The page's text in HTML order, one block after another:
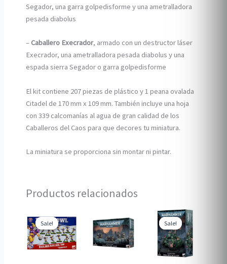
Segador, una garra golpedisforme y una ametralladora
pesada diabolus
– Caballero Execrador, armado con un destructor láser
Execrador, una ametralladora pesada diabolus y una
espada sierra Segador o garra golpedisforme
El kit contiene 207 piezas de plástico y 1 peana ovalada
Citadel de 170 mm x 109 mm. También incluye una hoja
con 339 calcomanías al agua de gran calidad de los
Caballeros del Caos para que decores tu miniatura.
La miniatura se proporciona sin montar ni pintar.
Productos relacionados
Sale!
Sale! Sale!
Sale!